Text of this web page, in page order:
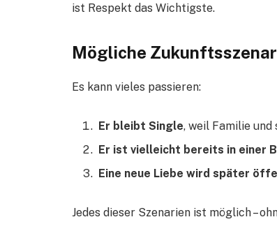
ist Respekt das Wichtigste.
Mögliche
Es kann vieles passieren:
Er bleibt Single, weil Familie
Er ist vielleicht bereits in einer
Eine neue Liebe wird später
Jedes dieser Szenarien ist möglich –